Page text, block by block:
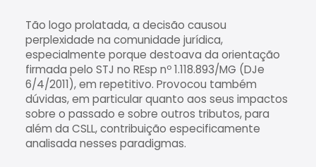
Tão logo prolatada, a decisão causou
perplexidade na comunidade jurídica,
especialmente porque destoava da orientação
firmada pelo STJ no REsp nº 1.118.893/MG (DJe
6/4/2011), em repetitivo. Provocou também
dúvidas, em particular quanto aos seus impactos
sobre o passado e sobre outros tributos, para
além da CSLL, contribuição especificamente
analisada nesses paradigmas.